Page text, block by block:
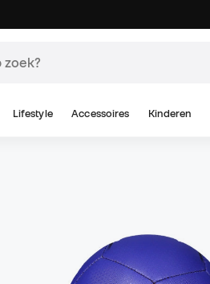
Lifestyle Accessoires Kinderen